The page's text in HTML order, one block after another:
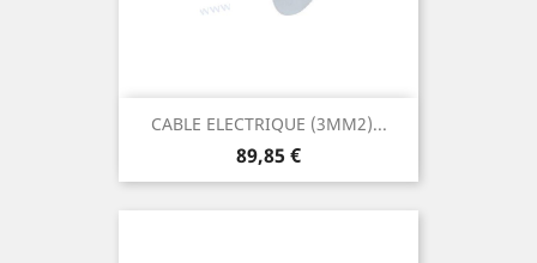
CABLE ELECTRIQUE (3MM2)...
Prix
89,85 €